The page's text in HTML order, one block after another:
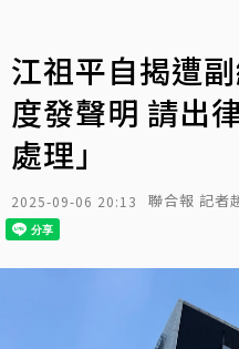
江祖平自揭遭
度發聲明 請出
處理」
2025-09-06 20:13 聯合報 記者